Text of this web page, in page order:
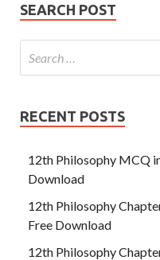
SEARCH POST
RECENT POSTS
12th Philosophy MCQ
Download
12th Philosophy
Free Download
12th Philosophy